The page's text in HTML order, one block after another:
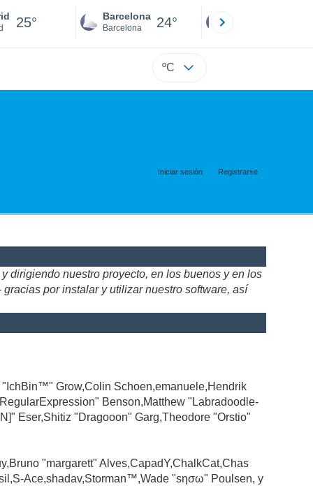
25° Barcelona
Barcelona 24°
ºC
Iniciar sesión Registrarse
dirigiendo nuestro proyecto, en los buenos y en los
por instalar y utilizar nuestro software, así
Grow,Colin Schoen,emanuele,Hendrik
Benson,Matthew "Labradoodle-
Eser,Shitiz "Dragooon" Garg,Theodore "Orstio"
"margarett" Alves,CapadY,ChalkCat,Chas
Ace,shadav,Storman™,Wade "sησω" Poulsen, y